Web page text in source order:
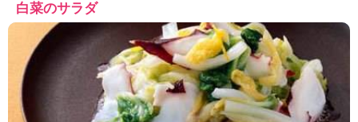
白菜のサラダ